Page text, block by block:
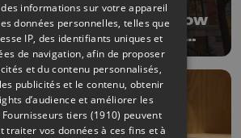
rejoindre le Rainbow
pour soutenir les
informations sur votre appareil
données personnelles, telles que
IP, des identifiants uniques et
de navigation, afin de proposer
et du contenu personnalisés,
publicités et le contenu, obtenir
d’audience et améliorer les
Fournisseurs tiers (1910) peuvent
traiter vos données à ces fins et à